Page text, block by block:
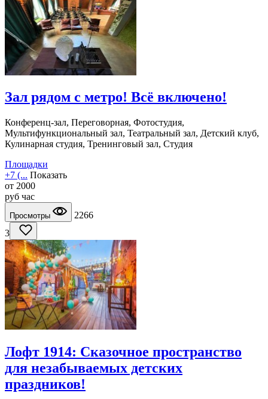
Зал рядом с метро! Всё включено!
Конференц-зал, Переговорная, Фотостудия,
Мультифункциональный зал, Театральный зал, Детский клуб,
Кулинарная студия, Тренинговый зал, Студия
Площадки
+7 (... Показать
от 2000
руб час
Просмотры
2266
3
Лофт 1914: Сказочное пространство
для незабываемых детских
праздников!